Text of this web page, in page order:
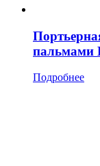
пальмами
Подробнее